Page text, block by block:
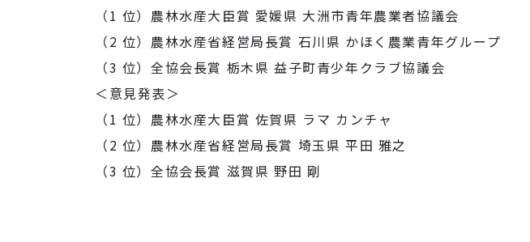
（1 位）農林水産大臣賞 愛媛県 大洲市青年農業者協議会
（2 位）農林水産省経営局長賞 石川県 かほく農業青年グループ
（3 位）全協会長賞 栃木県 益子町青少年クラブ協議会
＜意見発表＞
（1 位）農林水産大臣賞 佐賀県 ラマ カンチャ
（2 位）農林水産省経営局長賞 埼玉県 平田 雅之
（3 位）全協会長賞 滋賀県 野田 剛